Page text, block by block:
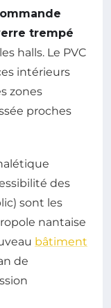
trempé
halls. Le PVC
intérieurs
zones
proches
des
sont les
nantaise
bâtiment
de